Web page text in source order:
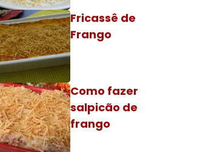
Fricassê de
Frango
Como fazer
salpicão de
frango